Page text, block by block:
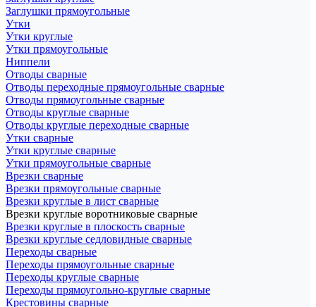
Заглушки прямоугольные
Утки
Утки круглые
Утки прямоугольные
Ниппели
Отводы сварные
Отводы переходные прямоугольные сварные
Отводы прямоугольные сварные
Отводы круглые сварные
Отводы круглые переходные сварные
Утки сварные
Утки круглые сварные
Утки прямоугольные сварные
Врезки сварные
Врезки прямоугольные сварные
Врезки круглые в лист сварные
Врезки круглые воротниковые сварные
Врезки круглые в плоскость сварные
Врезки круглые седловидные сварные
Переходы сварные
Переходы прямоугольные сварные
Переходы круглые сварные
Переходы прямоугольно-круглые сварные
Крестовины сварные